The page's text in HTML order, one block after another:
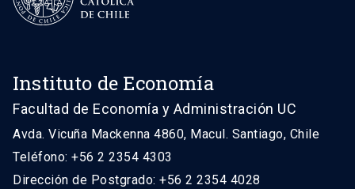
Instituto de Economía
Facultad de Economía y Administración UC
Avda. Vicuña Mackenna 4860, Macul. Santiago, Chile
Teléfono: +56 2 2354 4303
Dirección de Postgrado: +56 2 2354 4028